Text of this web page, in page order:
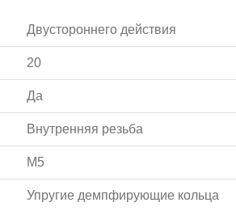
Двустороннего действия
20
Да
Внутренняя резьба
M5
Упругие демпфирующие кольца